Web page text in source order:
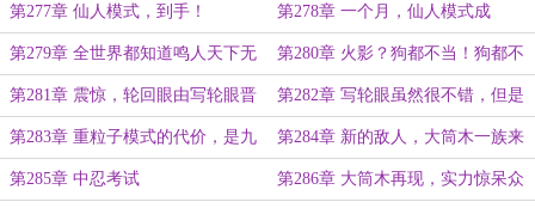
界啊 实现了和平了吧
第277章 仙人模式，到手！ 第278章 一个月，仙人模式成
第279章 全世界都知道鸣人天下无
敌，除了博人
第280章 火影？狗都不当！狗都不
当我当！
第281章 震惊，轮回眼由写轮眼晋
升，白眼才是万物起源
第282章 写轮眼虽然很不错，但是
轮回眼更加的海阔天空嘛！
第283章 重粒子模式的代价，是九
尾死亡
第284章 新的敌人，大筒木一族来
袭
第285章 中忍考试 第286章 大筒木再现，实力惊呆众